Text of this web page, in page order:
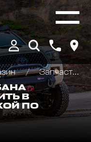
Запчасти и Аксессуары для лебедок
В
ПО